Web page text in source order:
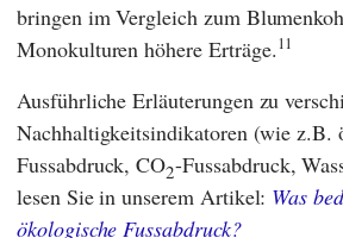
bringen im Vergleich zum
Monokulturen höhere Erträge.11
Ausführliche Erläuterungen zu
Nachhaltigkeitsindikatoren (wie z.B.
Fussabdruck, CO2-Fussabdruck,
lesen Sie in unserem Artikel: Was
ökologische Fussabdruck?